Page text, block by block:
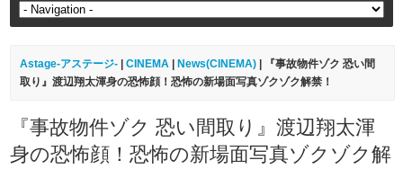
Astage-アステージ- |CINEMA News(CINEMA) | 『事故物件ゾク 恐い間
取り』渡辺翔太渾身の恐怖顔！恐怖の新場面写真ゾクゾク解禁！
『事故物件ゾク 恐い間取り』渡辺翔太渾
身の恐怖顔！恐怖の新場面写真ゾクゾク解